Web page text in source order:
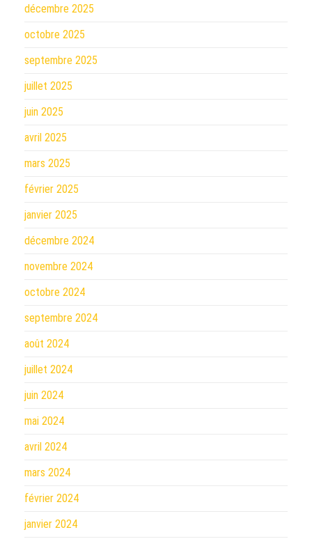
décembre 2025
octobre 2025
septembre 2025
juillet 2025
juin 2025
avril 2025
mars 2025
février 2025
janvier 2025
décembre 2024
novembre 2024
octobre 2024
septembre 2024
août 2024
juillet 2024
juin 2024
mai 2024
avril 2024
mars 2024
février 2024
janvier 2024